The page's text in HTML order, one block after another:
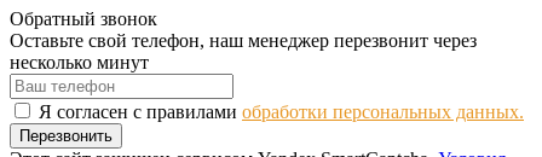
Обратный звонок
Оставьте свой телефон, наш менеджер перезвонит через
несколько минут
Я согласен с правилами обработки персональных данных.
Перезвонить